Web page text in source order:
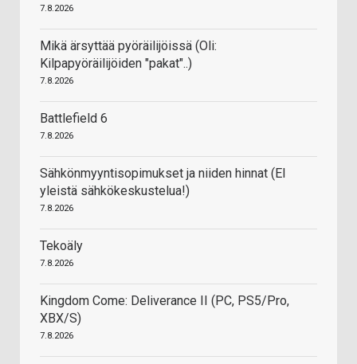
7.8.2026
Mikä ärsyttää pyöräilijöissä (Oli:
Kilpapyöräilijöiden "pakat"..)
7.8.2026
Battlefield 6
7.8.2026
Sähkönmyyntisopimukset ja niiden hinnat (EI
yleistä sähkökeskustelua!)
7.8.2026
Tekoäly
7.8.2026
Kingdom Come: Deliverance II (PC, PS5/Pro,
XBX/S)
7.8.2026